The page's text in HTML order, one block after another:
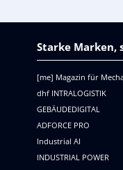
Starke Marken,
[me] Magazin für
dhf INTRALOGISTIK
GEBÄUDEDIGITAL
ADFORCE PRO
Industrial AI
INDUSTRIAL POWER